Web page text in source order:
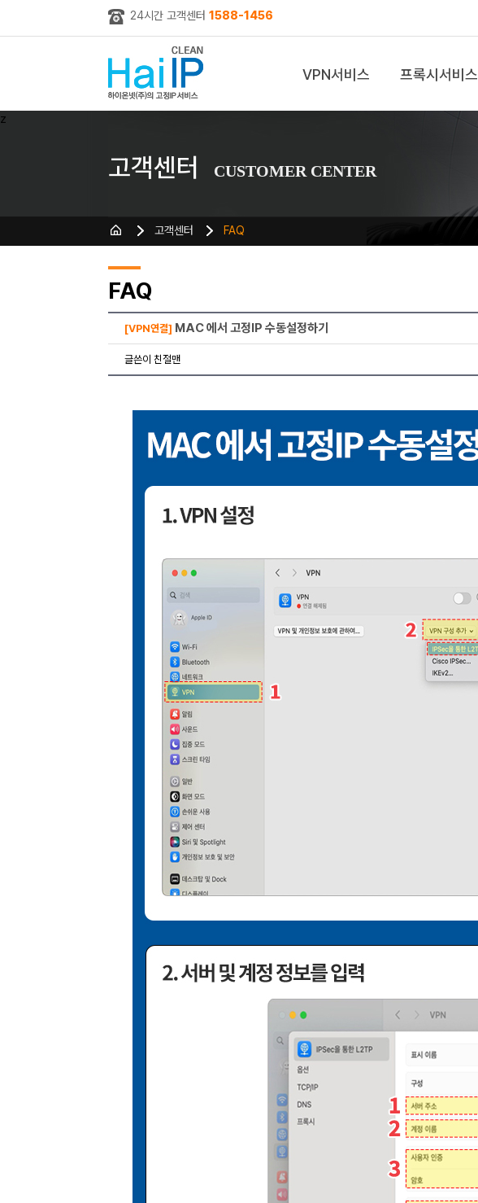
24시간 고객센터 1588-1456
VPN서비스 프록시서비스
z
고객센터 CUSTOMER CENTER
고객센터 FAQ
FAQ
[VPN연결] MAC 에서 고정IP 수동설정하기
글쓴이 친절맨